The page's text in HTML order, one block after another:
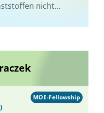
nicht...
MOE-Fellowship